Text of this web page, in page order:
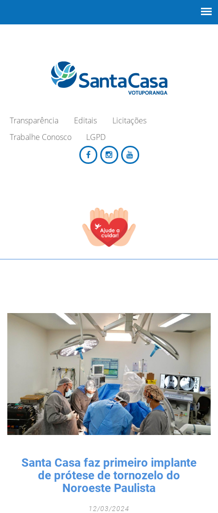
Transparência Editais
Licitações
Trabalhe Conosco
LGPD
TODOS OS CAMPOS SÃO OBRIGATÓRIOS.
Santa Casa faz primeiro implante
de prótese de tornozelo do
Noroeste Paulista
12/03/2024